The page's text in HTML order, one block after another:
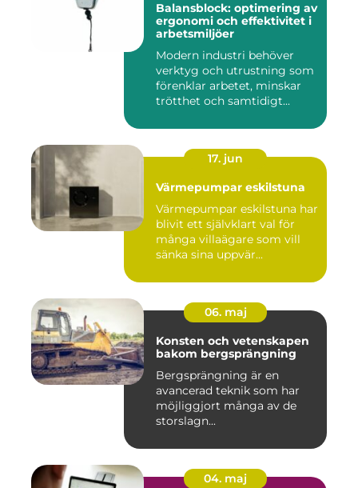
Balansblock: optimering av
ergonomi och effektivitet i
arbetsmiljöer
Modern industri behöver
verktyg och utrustning som
förenklar arbetet, minskar
trötthet och samtidigt...
17. jun
Värmepumpar eskilstuna
Värmepumpar eskilstuna har
blivit ett självklart val för
många villaägare som vill
sänka sina uppvär...
06. maj
Konsten och vetenskapen
bakom bergsprängning
Bergsprängning är en
avancerad teknik som har
möjliggjort många av de
storslagn...
04. maj